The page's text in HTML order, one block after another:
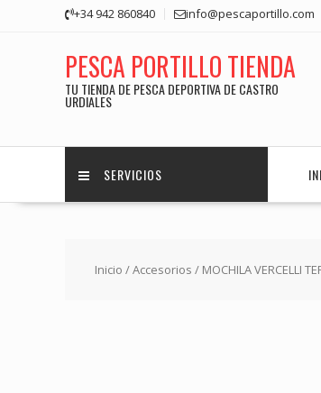
+34 942 860840 info@pescaportillo.com
PESCA PORTILLO TIENDA
TU TIENDA DE PESCA DEPORTIVA DE CASTRO
URDIALES
SERVICIOS
Inicio /Accesorios / MOCHILA VERCELLI